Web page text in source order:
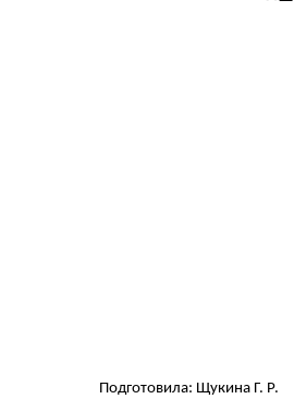
Щукина Г. Р.